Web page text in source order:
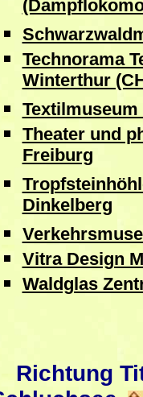
Technorama
Winterthur
Theater und
Freiburg
Dinkelberg
Vitra Design
Waldglas
Richtung